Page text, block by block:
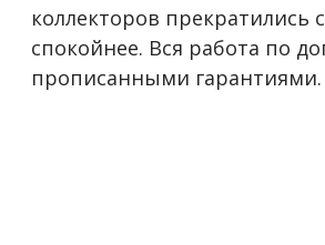
коллекторов прекратились
спокойнее. Вся работа по
прописанными гарантиями.